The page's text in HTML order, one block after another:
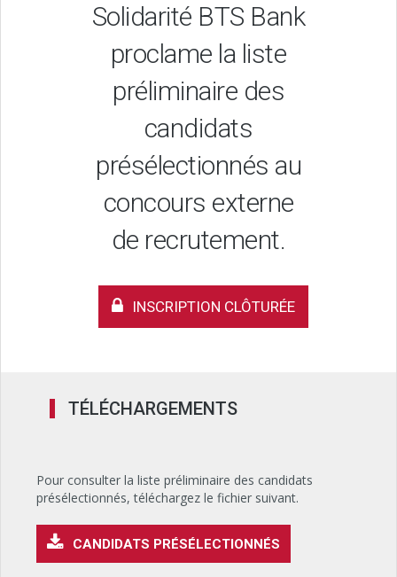
Solidarité BTS Bank
proclame la liste
préliminaire des
candidats
présélectionnés au
concours externe
de recrutement.
INSCRIPTION CLÔTURÉE
TÉLÉCHARGEMENTS
Pour consulter la liste préliminaire des candidats
présélectionnés, téléchargez le fichier suivant.
CANDIDATS PRÉSÉLECTIONNÉS